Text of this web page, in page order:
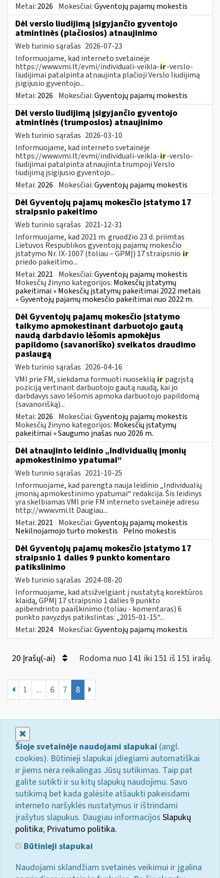
Metai: 2026 Mokesčiai:Gyventojų pajamų mokestis
Dėl verslo liudijimą įsigyjančio gyventojo
atmintinės (plačiosios) atnaujinimo
Web turinio sąrašas 2026-07-23
Informuojame, kad interneto svetainėje
https://www.vmi.lt/evmi/individuali-veikla-ir-verslo-
liudijimai patalpinta atnaujinta plačioji Verslo liudijimą
įsigijusio gyventojo...
Metai: 2026 Mokesčiai:Gyventojų pajamų mokestis
Dėl verslo liudijimą įsigyjančio gyventojo
atmintinės (trumposios) atnaujinimo
Web turinio sąrašas 2026-03-10
Informuojame, kad interneto svetainėje
https://www.vmi.lt/evmi/individuali-veikla-ir-verslo-
liudijimai patalpinta atnaujinta trumpoji Verslo
liudijimą įsigijusio gyventojo...
Metai: 2026 Mokesčiai:Gyventojų pajamų mokestis
Dėl Gyventojų pajamų mokesčio įstatymo 17
straipsnio pakeitimo
Web turinio sąrašas 2021-12-31
Informuojame, kad 2021 m. gruodžio 23 d. priimtas
Lietuvos Respublikos gyventojų pajamų mokesčio
įstatymo Nr. IX-1007 (toliau – GPMĮ) 17 straipsnio ir
priedo pakeitimo...
Metai: 2021 Mokesčiai:Gyventojų pajamų mokestis
Mokesčių žinyno kategorijos: Mokesčių įstatymų
pakeitimai » Mokesčių įstatymų pakeitimai 2022 metais
» Gyventojų pajamų mokesčio pakeitimai nuo 2022 m.
Dėl Gyventojų pajamų mokesčio įstatymo
taikymo apmokestinant darbuotojo gautą
naudą darbdavio lėšomis apmokėjus
papildomo (savanoriško) sveikatos draudimo
paslaugą
Web turinio sąrašas 2026-04-16
VMI prie FM, siekdama formuoti nuoseklią ir pagrįstą
poziciją vertinant darbuotojo gautą naudą, kai jo
darbdavys savo lėšomis apmoka darbuotojo papildomą
(savanorišką)...
Metai: 2026 Mokesčiai:Gyventojų pajamų mokestis
Mokesčių žinyno kategorijos: Mokesčių įstatymų
pakeitimai » Saugumo įnašas nuo 2026 m.
Dėl atnaujinto leidinio „Individualių įmonių
apmokestinimo ypatumai“
Web turinio sąrašas 2021-10-25
Informuojame, kad parengta nauja leidinio „Individualių
įmonių apmokestinimo ypatumai“ redakcija. Šis leidinys
yra skelbiamas VMI prie FM interneto svetainėje adresu
http://www.vmi.lt Daugiau...
Metai: 2021 Mokesčiai:Gyventojų pajamų mokestis
Nekilnojamojo turto mokestis Pelno mokestis
Dėl Gyventojų pajamų mokesčio įstatymo 17
straipsnio 1 dalies 9 punkto komentaro
patikslinimo
Web turinio sąrašas 2024-08-20
Informuojame, kad atsižvelgiant į nustatytą korektūros
klaidą, GPMĮ 17 straipsnio 1 dalies 9 punkto
apibendrinto paaiškinimo (toliau - komentaras) 6
punkto pavyzdys patikslintas: „2015-01-15“...
Metai: 2024 Mokesčiai:Gyventojų pajamų mokestis
20 Įrašų(-ai) Rodoma nuo 141 iki 151 iš 151 irašų.
1 ... 6 7 8
Šioje svetainėje naudojami slapukai (angl.
cookies). Būtinieji slapukai įdiegiami automatiškai
ir jiems nėra reikalingas Jūsų sutikimas. Taip pat
galite sutikti ir su kitų slapukų naudojimu. Savo
sutikimą bet kada galėsite atšaukti pakeisdami
interneto naršyklės nustatymus ir ištrindami
įrašytus slapukus. Daugiau informacijos Slapukų
politika; Privatumo politika.
Būtinieji slapukai
Naudojami sklandžiam svetainės veikimui ir įgalina